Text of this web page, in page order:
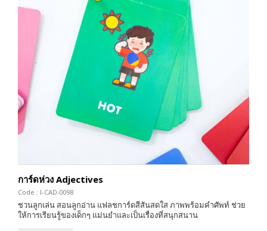
การ์ดห่วง Adjectives
Code : I-CAD-0098
ชวนลูกเล่น สอนลูกอ่าน แฟลชการ์ดสีสันสดใส ภาพพร้อมคำศัพท์ ช่วย
ให้การเรียนรู้ของเด็กๆ แม่นยำและเป็นเรื่องที่สนุกสนาน